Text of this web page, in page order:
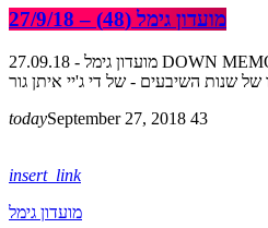
מועדון גימל (48) – 27/9/18
מועדון גימל - 27.09.18 DOWN MEMORY-LANE ! - Disco ! מסע
שנות השיבעים - של די ג'יי איתן גור
todaySeptember 27, 2018 43
insert_link
מועדון גימל